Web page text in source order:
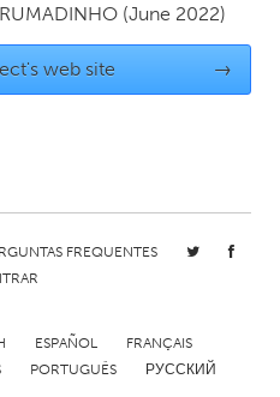
(June 2022)
web site →
FREQUENTES
ESPAÑOL
FRANÇAIS
PORTUGUÊS РУССКИЙ